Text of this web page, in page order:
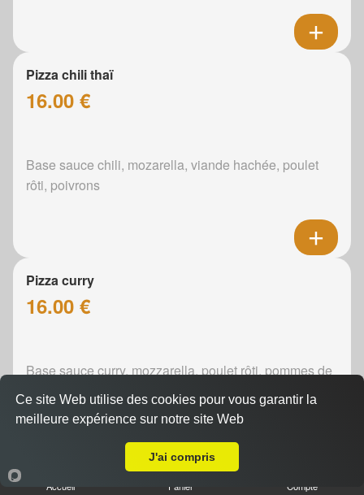
Pizza chili thaï
16.00 €
Base sauce chili, mozarella, viande hachée, poulet
rôti, poivrons
Pizza curry
16.00 €
Base sauce curry, mozzarella, poulet rôti, pommes de
terre, poivrons, oignons
Pizza boursin
Accueil Panier Compte
Ce site Web utilise des cookies pour vous garantir la
meilleure expérience sur notre site Web
J'ai compris